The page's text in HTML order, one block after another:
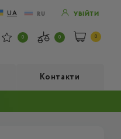
UA RU УВІЙТИ
0 0 0
Контакти